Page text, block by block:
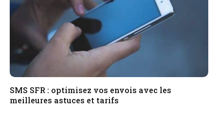
SMS SFR : optimisez vos envois avec les
meilleures astuces et tarifs